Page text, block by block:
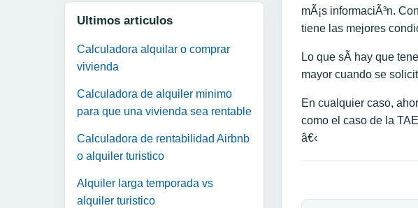
Ultimos articulos
Calculadora alquilar o comprar
vivienda
Calculadora de alquiler minimo
para que una vivienda sea rentable
Calculadora de rentabilidad Airbnb
o alquiler turistico
Alquiler larga temporada vs
alquiler turistico
mÃ¡s informaciÃ³n.
tiene las mejores
Lo que sÃ­ hay que
mayor cuando se
En cualquier caso,
como el caso de la
â€‹